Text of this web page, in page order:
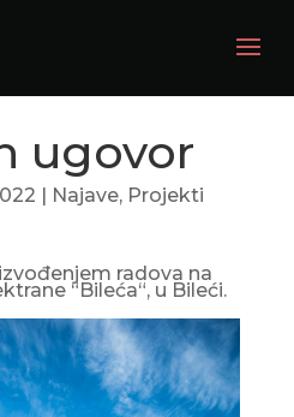
ugovor
| Najave, Projekti
radova na
“Bileća“, u Bileći.